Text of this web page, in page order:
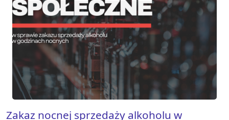
Zakaz nocnej sprzedaży alkoholu w